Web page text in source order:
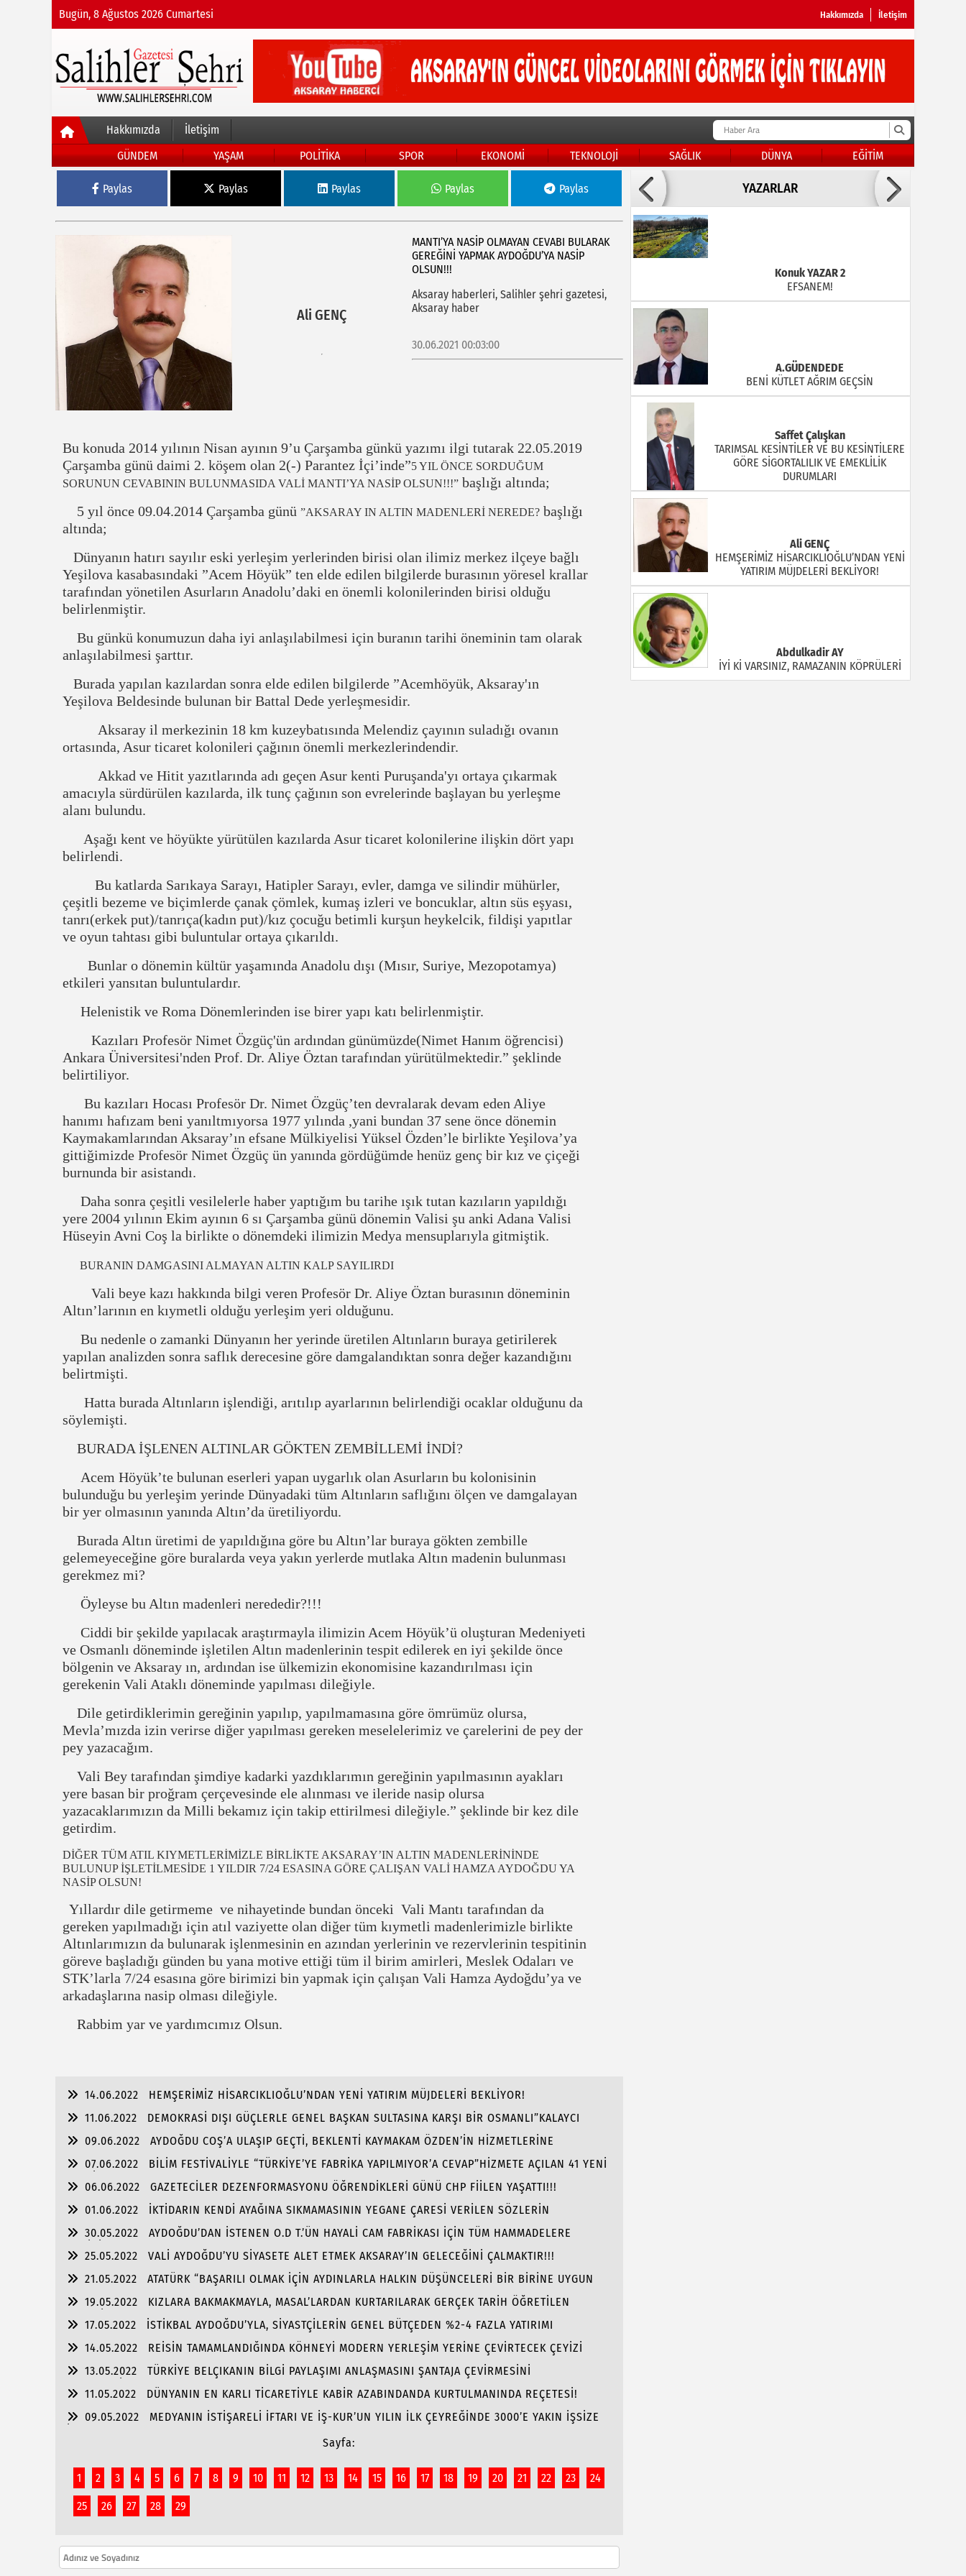
Bugün, 8 Ağustos 2026 Cumartesi Hakkımızda İletişim
Hakkımızda
İletişim
GÜNDEM
YAŞAM POLİTİKA SPOR EKONOMİ TEKNOLOJİ SAĞLIK DÜNYA EĞİTİM
Paylas Paylas Paylas Paylas Paylas
Ali GENÇ
MANTI’YA NASİP OLMAYAN CEVABI BULARAK
GEREĞİNİ YAPMAK AYDOĞDU’YA NASİP
OLSUN!!!
Aksaray haberleri, Salihler şehri gazetesi,
Aksaray haber
30.06.2021 00:03:00
Bu konuda 2014 yılının Nisan ayının 9’u Çarşamba günkü yazımı ilgi tutarak 22.05.2019
Çarşamba günü daimi 2. köşem olan 2(-) Parantez İçi’inde”5 YIL ÖNCE SORDUĞUM
SORUNUN CEVABININ BULUNMASIDA VALİ MANTI’YA NASİP OLSUN!!!” başlığı altında;
5 yıl önce 09.04.2014 Çarşamba günü ”AKSARAY IN ALTIN MADENLERİ NEREDE? başlığı
altında;
Dünyanın hatırı sayılır eski yerleşim yerlerinden birisi olan ilimiz merkez ilçeye bağlı
Yeşilova kasabasındaki ”Acem Höyük” ten elde edilen bilgilerde burasının yöresel krallar
tarafından yönetilen Asurların Anadolu’daki en önemli kolonilerinden birisi olduğu
belirlenmiştir.
Bu günkü konumuzun daha iyi anlaşılabilmesi için buranın tarihi öneminin tam olarak
anlaşılabilmesi şarttır.
Burada yapılan kazılardan sonra elde edilen bilgilerde ”Acemhöyük, Aksaray'ın
Yeşilova Beldesinde bulunan bir Battal Dede yerleşmesidir.
Aksaray il merkezinin 18 km kuzeybatısında Melendiz çayının suladığı ovanın
ortasında, Asur ticaret kolonileri çağının önemli merkezlerindendir.
Akkad ve Hitit yazıtlarında adı geçen Asur kenti Puruşanda'yı ortaya çıkarmak
amacıyla sürdürülen kazılarda, ilk tunç çağının son evrelerinde başlayan bu yerleşme
alanı bulundu.
Aşağı kent ve höyükte yürütülen kazılarda Asur ticaret kolonilerine ilişkin dört yapı
belirlendi.
Bu katlarda Sarıkaya Sarayı, Hatipler Sarayı, evler, damga ve silindir mühürler,
çeşitli bezeme ve biçimlerde çanak çömlek, kumaş izleri ve boncuklar, altın süs eşyası,
tanrı(erkek put)/tanrıça(kadın put)/kız çocuğu betimli kurşun heykelcik, fildişi yapıtlar
ve oyun tahtası gibi buluntular ortaya çıkarıldı.
Bunlar o dönemin kültür yaşamında Anadolu dışı (Mısır, Suriye, Mezopotamya)
etkileri yansıtan buluntulardır.
Helenistik ve Roma Dönemlerinden ise birer yapı katı belirlenmiştir.
Kazıları Profesör Nimet Özgüç'ün ardından günümüzde(Nimet Hanım öğrencisi)
Ankara Üniversitesi'nden Prof. Dr. Aliye Öztan tarafından yürütülmektedir.” şeklinde
belirtiliyor.
Bu kazıları Hocası Profesör Dr. Nimet Özgüç’ten devralarak devam eden Aliye
hanımı hafızam beni yanıltmıyorsa 1977 yılında ,yani bundan 37 sene önce dönemin
Kaymakamlarından Aksaray’ın efsane Mülkiyelisi Yüksel Özden’le birlikte Yeşilova’ya
gittiğimizde Profesör Nimet Özgüç ün yanında gördüğümde henüz genç bir kız ve çiçeği
burnunda bir asistandı.
Daha sonra çeşitli vesilelerle haber yaptığım bu tarihe ışık tutan kazıların yapıldığı
yere 2004 yılının Ekim ayının 6 sı Çarşamba günü dönemin Valisi şu anki Adana Valisi
Hüseyin Avni Coş la birlikte o dönemdeki ilimizin Medya mensuplarıyla gitmiştik.
BURANIN DAMGASINI ALMAYAN ALTIN KALP SAYILIRDI
Vali beye kazı hakkında bilgi veren Profesör Dr. Aliye Öztan burasının döneminin
Altın’larının en kıymetli olduğu yerleşim yeri olduğunu.
Bu nedenle o zamanki Dünyanın her yerinde üretilen Altınların buraya getirilerek
yapılan analizden sonra saflık derecesine göre damgalandıktan sonra değer kazandığını
belirtmişti.
Hatta burada Altınların işlendiği, arıtılıp ayarlarının belirlendiği ocaklar olduğunu da
söylemişti.
BURADA İŞLENEN ALTINLAR GÖKTEN ZEMBİLLEMİ İNDİ?
Acem Höyük’te bulunan eserleri yapan uygarlık olan Asurların bu kolonisinin
bulunduğu bu yerleşim yerinde Dünyadaki tüm Altınların saflığını ölçen ve damgalayan
bir yer olmasının yanında Altın’da üretiliyordu.
Burada Altın üretimi de yapıldığına göre bu Altın’lar buraya gökten zembille
gelemeyeceğine göre buralarda veya yakın yerlerde mutlaka Altın madenin bulunması
gerekmez mi?
Öyleyse bu Altın madenleri nerededir?!!!
Ciddi bir şekilde yapılacak araştırmayla ilimizin Acem Höyük’ü oluşturan Medeniyeti
ve Osmanlı döneminde işletilen Altın madenlerinin tespit edilerek en iyi şekilde önce
bölgenin ve Aksaray ın, ardından ise ülkemizin ekonomisine kazandırılması için
gerekenin Vali Ataklı döneminde yapılması dileğiyle.
Dile getirdiklerimin gereğinin yapılıp, yapılmamasına göre ömrümüz olursa,
Mevla’mızda izin verirse diğer yapılması gereken meselelerimiz ve çarelerini de pey der
pey yazacağım.
Vali Bey tarafından şimdiye kadarki yazdıklarımın gereğinin yapılmasının ayakları
yere basan bir proğram çerçevesinde ele alınması ve ileride nasip olursa
yazacaklarımızın da Milli bekamız için takip ettirilmesi dileğiyle.” şeklinde bir kez dile
getirdim.
DİĞER TÜM ATIL KIYMETLERİMİZLE BİRLİKTE AKSARAY’IN ALTIN MADENLERİNİNDE
BULUNUP İŞLETİLMESİDE 1 YILDIR 7/24 ESASINA GÖRE ÇALIŞAN VALİ HAMZA AYDOĞDU YA
NASİP OLSUN!
Yıllardır dile getirmeme ve nihayetinde bundan önceki Vali Mantı tarafından da
gereken yapılmadığı için atıl vaziyette olan diğer tüm kıymetli madenlerimizle birlikte
Altınlarımızın da bulunarak işlenmesinin en azından yerlerinin ve rezervlerinin tespitinin
göreve başladığı günden bu yana motive ettiği tüm il birim amirleri, Meslek Odaları ve
STK’larla 7/24 esasına göre birimizi bin yapmak için çalışan Vali Hamza Aydoğdu’ya ve
arkadaşlarına nasip olması dileğiyle.
Rabbim yar ve yardımcımız Olsun.
14.06.2022
HEMŞERİMİZ HİSARCIKLIOĞLU’NDAN YENİ YATIRIM MÜJDELERİ BEKLİYOR!
11.06.2022
DEMOKRASİ DIŞI GÜÇLERLE GENEL BAŞKAN SULTASINA KARŞI BİR OSMANLI”KALAYCI
09.06.2022
AYDOĞDU COŞ’A ULAŞIP GEÇTİ, BEKLENTİ KAYMAKAM ÖZDEN’İN HİZMETLERİNE
07.06.2022
BİLİM FESTİVALİYLE “TÜRKİYE’YE FABRİKA YAPILMIYOR’A CEVAP”HİZMETE AÇILAN 41 YENİ
06.06.2022
GAZETECİLER DEZENFORMASYONU ÖĞRENDİKLERİ GÜNÜ CHP FİİLEN YAŞATTI!!!
01.06.2022
İKTİDARIN KENDİ AYAĞINA SIKMAMASININ YEGANE ÇARESİ VERİLEN SÖZLERİN
30.05.2022
AYDOĞDU’DAN İSTENEN O.D T.’ÜN HAYALİ CAM FABRİKASI İÇİN TÜM HAMMADELERE
25.05.2022
VALİ AYDOĞDU’YU SİYASETE ALET ETMEK AKSARAY’IN GELECEĞİNİ ÇALMAKTIR!!!
21.05.2022
ATATÜRK “BAŞARILI OLMAK İÇİN AYDINLARLA HALKIN DÜŞÜNCELERİ BİR BİRİNE UYGUN
19.05.2022
KIZLARA BAKMAKMAYLA, MASAL’LARDAN KURTARILARAK GERÇEK TARİH ÖĞRETİLEN
17.05.2022
İSTİKBAL AYDOĞDU’YLA, SİYASTÇİLERİN GENEL BÜTÇEDEN %2-4 FAZLA YATIRIMI
14.05.2022
REİSİN TAMAMLANDIĞINDA KÖHNEYİ MODERN YERLEŞİM YERİNE ÇEVİRTECEK ÇEYİZİ
13.05.2022
TÜRKİYE BELÇIKANIN BİLGİ PAYLAŞIMI ANLAŞMASINI ŞANTAJA ÇEVİRMESİNİ
11.05.2022
DÜNYANIN EN KARLI TİCARETİYLE KABİR AZABINDANDA KURTULMANINDA REÇETESİ!
09.05.2022
MEDYANIN İSTİŞARELİ İFTARI VE İŞ-KUR’UN YILIN İLK ÇEYREĞİNDE 3000’E YAKIN İŞSİZE
Sayfa:
1 2 3 4 5 6 7 8 9 10 11 12 13 14 15 16 17 18 19 20 21 22 23 24
25 26 27 28 29
YAZARLAR
KADER DİYEMEZSİN SEN KENDİN ETTİN
Konuk YAZAR 2
EFSANEM!
A.GÜDENDEDE
BENİ KÜTLET AĞRIM GEÇSİN
Saffet Çalışkan
TARIMSAL KESİNTİLER VE BU KESİNTİLERE
GÖRE SİGORTALILIK VE EMEKLİLİK
DURUMLARI
Ali GENÇ
HEMŞERİMİZ HİSARCIKLIOĞLU’NDAN YENİ
YATIRIM MÜJDELERİ BEKLİYOR!
Abdulkadir AY
İYİ Kİ VARSINIZ, RAMAZANIN KÖPRÜLERİ